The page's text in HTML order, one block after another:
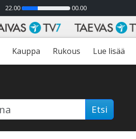
22.00
33%
00.00
Kauppa Rukous Lue lisää
Etsi